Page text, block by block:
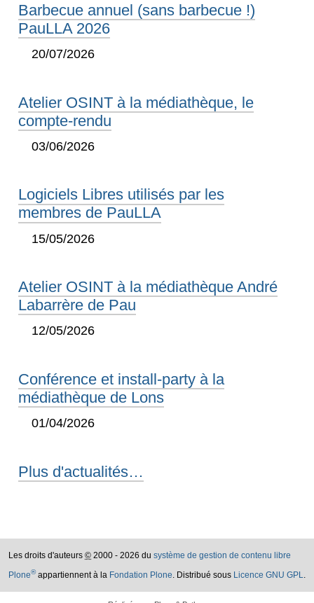
Barbecue annuel (sans barbecue !)
PauLLA 2026
20/07/2026
Atelier OSINT à la médiathèque, le
compte-rendu
03/06/2026
Logiciels Libres utilisés par les
membres de PauLLA
15/05/2026
Atelier OSINT à la médiathèque André
Labarrère de Pau
12/05/2026
Conférence et install-party à la
médiathèque de Lons
01/04/2026
Plus d'actualités…
Les droits d'auteurs © 2000 - 2026 du système de gestion de contenu libre
Plone®appartiennent à la Fondation Plone. Distribué sous Licence GNU GPL.